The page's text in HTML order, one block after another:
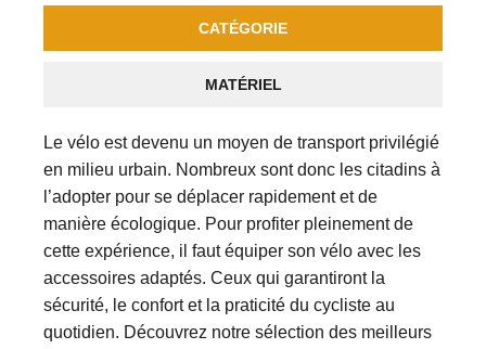
CATÉGORIE
MATÉRIEL
Le vélo est devenu un moyen de transport privilégié
en milieu urbain. Nombreux sont donc les citadins à
l’adopter pour se déplacer rapidement et de
manière écologique. Pour profiter pleinement de
cette expérience, il faut équiper son vélo avec les
accessoires adaptés. Ceux qui garantiront la
sécurité, le confort et la praticité du cycliste au
quotidien. Découvrez notre sélection des meilleurs